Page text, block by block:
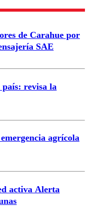
de Carahue por
SAE
revisa la
agrícola
activa Alerta